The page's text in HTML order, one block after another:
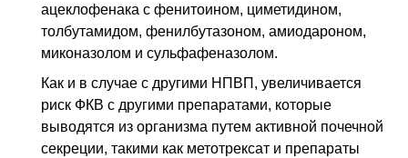
ацеклофенака с фенитоином, циметидином,
толбутамидом, фенилбутазоном, амиодароном,
миконазолом и сульфафеназолом.
Как и в случае с другими НПВП , увеличивается
риск ФКВ с другими препаратами, которые
выводятся из организма путем активной почечной
секреции, такими как метотрексат и препараты